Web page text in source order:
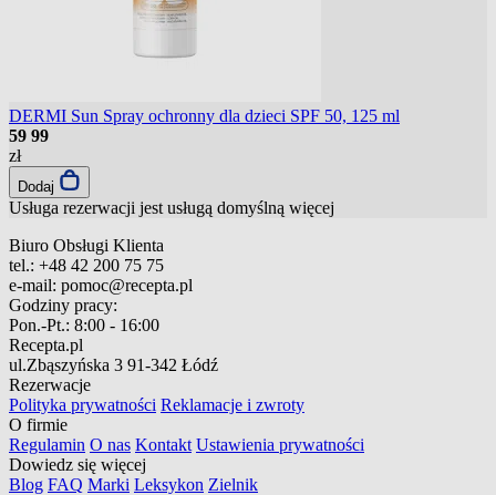
DERMI Sun Spray ochronny dla dzieci SPF 50, 125 ml
59 99
zł
Dodaj
Usługa rezerwacji jest usługą domyślną więcej
Biuro Obsługi Klienta
tel.: +48 42 200 75 75
e-mail: pomoc@recepta.pl
Godziny pracy:
Pon.-Pt.: 8:00 - 16:00
Recepta.pl
ul.Zbąszyńska 3 91-342 Łódź
Rezerwacje
Polityka prywatności Reklamacje i zwroty
O firmie
Regulamin O nas Kontakt Ustawienia prywatności
Dowiedz się więcej
Blog FAQ Marki Leksykon Zielnik